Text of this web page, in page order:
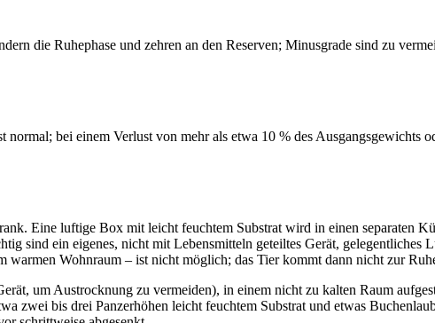
die Ruhephase und zehren an den Reserven; Minusgrade sind zu
bei einem Verlust von mehr als etwa 10 % des Ausgangsgewichts
Eine luftige Box mit leicht feuchtem Substrat wird in einen separaten
sind ein eigenes, nicht mit Lebensmitteln geteiltes Gerät,
Wohnraum – ist nicht möglich; das Tier kommt dann nicht zur
um Austrocknung zu vermeiden), in einem nicht zu kalten Raum
zwei bis drei Panzerhöhen leicht feuchtem Substrat und etwas